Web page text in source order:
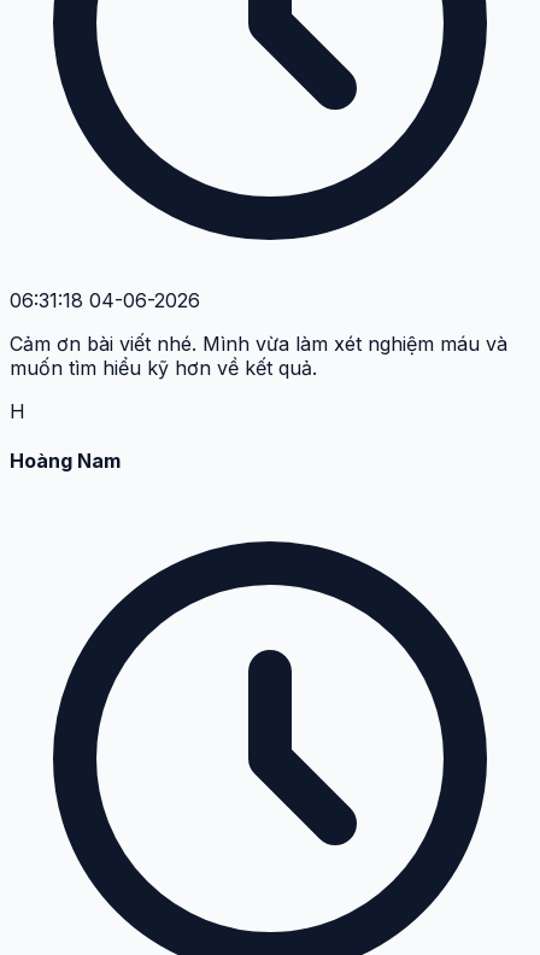
06:31:18 04-06-2026
Cảm ơn bài viết nhé. Mình vừa làm xét nghiệm máu và
muốn tìm hiểu kỹ hơn về kết quả.
H
Hoàng Nam